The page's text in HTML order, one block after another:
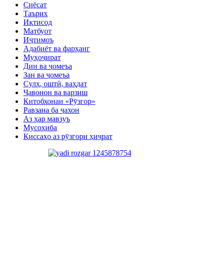
Сиёсат
Таърих
Иқтисод
Матбуот
Иҷтимоъ
Адабиёт ва фарҳанг
Муҳоҷират
Дин ва ҷомеъа
Зан ва ҷомеъа
Сулҳ, оштӣ, ваҳдат
Ҷавонон ва варзиш
Китобхонаи «Рӯзгор»
Равзана ба ҷахон
Аз ҳар мавзуъ
Мусоҳиба
Қиссаҳо аз рӯзгори ҳиҷрат